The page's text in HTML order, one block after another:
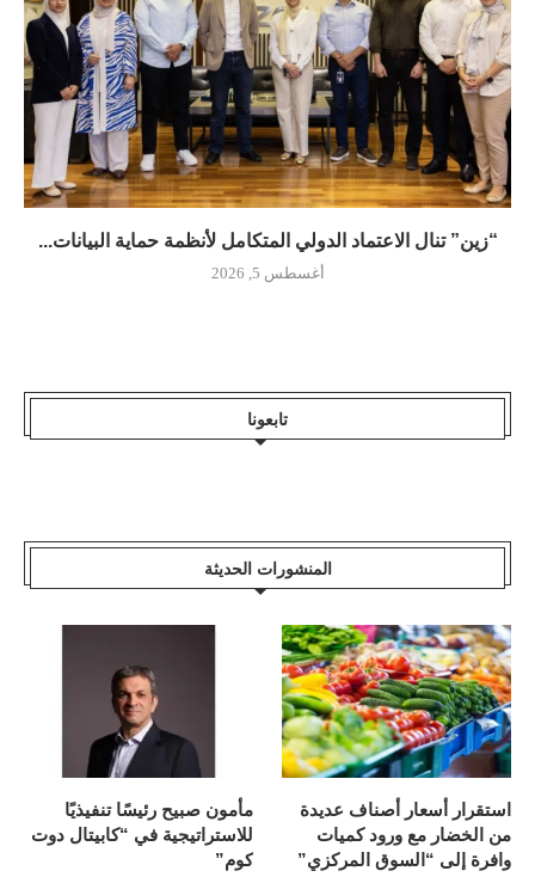
“زين” تنال الاعتماد الدولي المتكامل لأنظمة حماية البيانات...
أغسطس 5, 2026
تابعونا
المنشورات الحديثة
استقرار أسعار أصناف عديدة
من الخضار مع ورود كميات
وافرة إلى “السوق المركزي”
مأمون صبيح رئيسًا تنفيذيًا
للاستراتيجية في “كابيتال دوت
كوم”